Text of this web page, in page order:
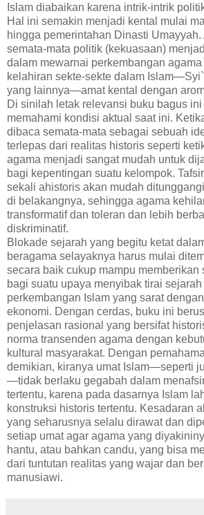
Islam diabaikan karena intrik-intrik
Hal ini semakin menjadi kental mulai
hingga pemerintahan Dinasti Umayyah.
semata-mata politik (kekuasaan)
dalam mewarnai perkembangan
kelahiran sekte-sekte dalam
yang lainnya—amat kental dengan
Di sinilah letak relevansi buku bagus
memahami kondisi aktual saat ini.
dibaca semata-mata sebagai sebuah
terlepas dari realitas historis seperti
agama menjadi sangat mudah untuk
bagi kepentingan suatu kelompok.
sekali ahistoris akan mudah
di belakangnya, sehingga agama
transformatif dan toleran dan lebih
diskriminatif.
Blokade sejarah yang begitu ketat
beragama selayaknya harus mulai
secara baik cukup mampu memberikan
bagi suatu upaya menyibak tirai
perkembangan Islam yang sarat
ekonomi. Dengan cerdas, buku ini
penjelasan rasional yang bersifat
norma transenden agama dengan
kultural masyarakat. Dengan
demikian, kiranya umat Islam—seperti
—tidak berlaku gegabah dalam
tertentu, karena pada dasarnya Islam
konstruksi historis tertentu. Kesadaran
yang seharusnya selalu dirawat dan
setiap umat agar agama yang
hantu, atau bahkan candu, yang bisa
dari tuntutan realitas yang wajar dan
manusiawi.